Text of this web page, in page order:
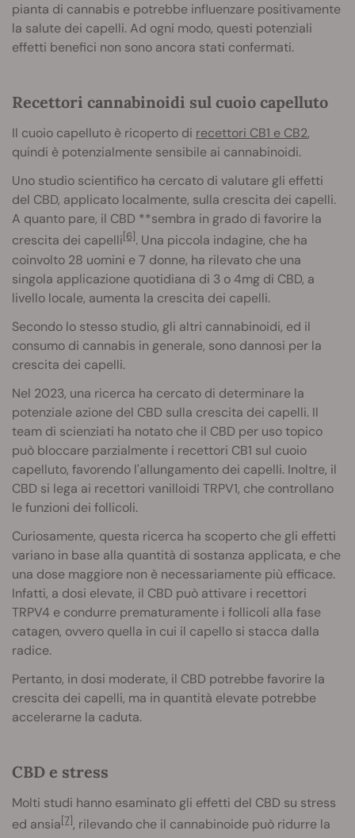
pianta di cannabis e potrebbe influenzare positivamente
la salute dei capelli. Ad ogni modo, questi potenziali
effetti benefici non sono ancora stati confermati.
Recettori cannabinoidi sul cuoio capelluto
Il cuoio capelluto è ricoperto di recettori CB1 e CB2,
quindi è potenzialmente sensibile ai cannabinoidi.
Uno studio scientifico ha cercato di valutare gli effetti
del CBD, applicato localmente, sulla crescita dei capelli.
A quanto pare, il CBD **sembra in grado di favorire la
crescita dei capelli[6]. Una piccola indagine, che ha
coinvolto 28 uomini e 7 donne, ha rilevato che una
singola applicazione quotidiana di 3 o 4mg di CBD, a
livello locale, aumenta la crescita dei capelli.
Secondo lo stesso studio, gli altri cannabinoidi, ed il
consumo di cannabis in generale, sono dannosi per la
crescita dei capelli.
Nel 2023, una ricerca ha cercato di determinare la
potenziale azione del CBD sulla crescita dei capelli. Il
team di scienziati ha notato che il CBD per uso topico
può bloccare parzialmente i recettori CB1 sul cuoio
capelluto, favorendo l'allungamento dei capelli. Inoltre, il
CBD si lega ai recettori vanilloidi TRPV1, che controllano
le funzioni dei follicoli.
Curiosamente, questa ricerca ha scoperto che gli effetti
variano in base alla quantità di sostanza applicata, e che
una dose maggiore non è necessariamente più efficace.
Infatti, a dosi elevate, il CBD può attivare i recettori
TRPV4 e condurre prematuramente i follicoli alla fase
catagen, ovvero quella in cui il capello si stacca dalla
radice.
Pertanto, in dosi moderate, il CBD potrebbe favorire la
crescita dei capelli, ma in quantità elevate potrebbe
accelerarne la caduta.
CBD e stress
Molti studi hanno esaminato gli effetti del CBD su stress
ed ansia[7], rilevando che il cannabinoide può ridurre la